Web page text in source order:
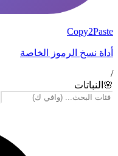
Copy2Paste
أداة نسخ الرموز الخاصة
/
🌸 النباتات